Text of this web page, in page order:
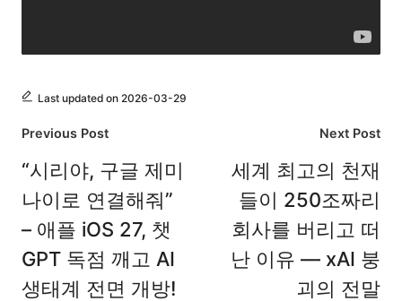
Last updated on 2026-03-29
Post
navigation
Previous Post
“시리야, 구글 제미
나이로 연결해줘”
– 애플 iOS 27, 챗
GPT 독점 깨고 AI
생태계 전면 개방!
Next Post
세계 최고의 천재
들이 250조짜리
회사를 버리고 떠
난 이유 — xAI 붕
괴의 전말